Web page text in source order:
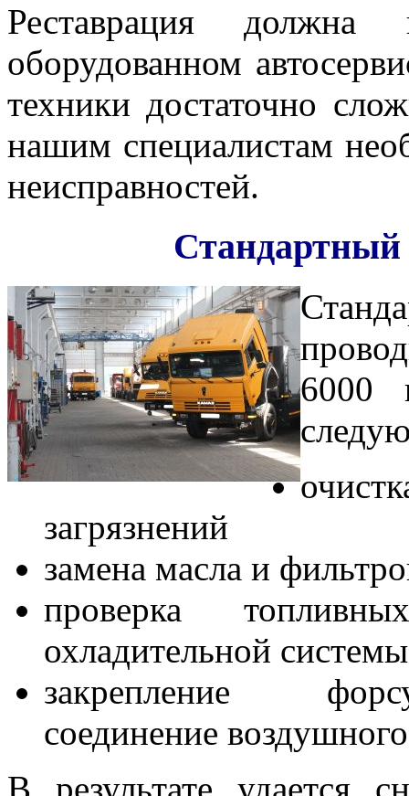
Реставрация должна
оборудованном
техники достаточно
нашим специалистам
неисправностей.
Стандартный
6000
загрязнений
замена масла и
проверка
охладительной системы
закрепление
соединение
В результате удается